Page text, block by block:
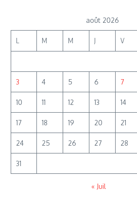
août 2026
L M M J V
3 4 5 6 7
10 11 12 13 14
17 18 19 20 21
24 25 26 27 28
31
« Juil